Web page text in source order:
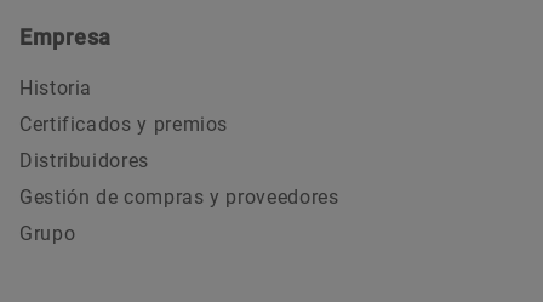
Empresa
Historia
Certificados y premios
Distribuidores
Gestión de compras y proveedores
Grupo